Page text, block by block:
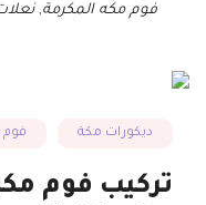
فوم مكه المكرمة,
ديكورات مكة فوم